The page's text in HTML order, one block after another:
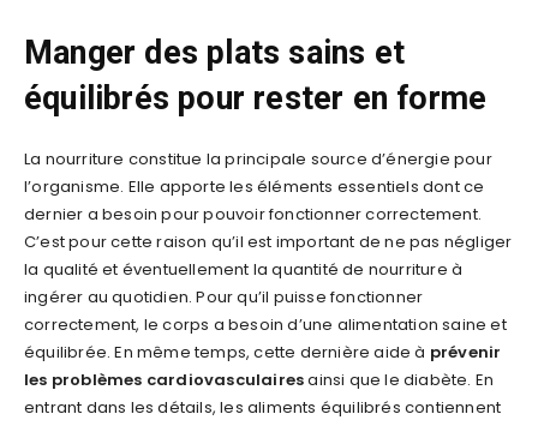
Manger des plats sains et
équilibrés pour rester en forme
La nourriture constitue la principale source d’énergie pour
l’organisme. Elle apporte les éléments essentiels dont ce
dernier a besoin pour pouvoir fonctionner correctement.
C’est pour cette raison qu’il est important de ne pas négliger
la qualité et éventuellement la quantité de nourriture à
ingérer au quotidien. Pour qu’il puisse fonctionner
correctement, le corps a besoin d’une alimentation saine et
équilibrée. En même temps, cette dernière aide à prévenir
les problèmes cardiovasculairesainsi que le diabète. En
entrant dans les détails, les aliments équilibrés contiennent